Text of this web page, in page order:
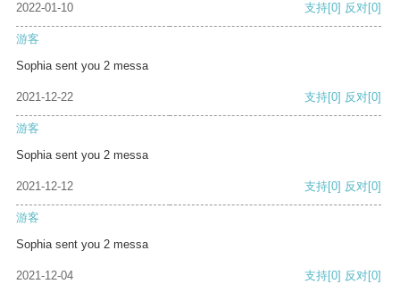
2022-01-10 支持[0] 反对[0]
游客
Sophia sent you 2 messa
2021-12-22 支持[0] 反对[0]
游客
Sophia sent you 2 messa
2021-12-12 支持[0] 反对[0]
游客
Sophia sent you 2 messa
2021-12-04 支持[0] 反对[0]